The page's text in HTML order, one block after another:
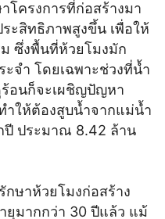
โครงการที่ก่อสร้างมา
ระสิทธิภาพสูงขึ้น เพื่อให้
ซึ่งพื้นที่ห้วยโมงมัก
จำ โดยเฉพาะช่วงที่น้ำ
อนก็จะเผชิญปัญหา
ำให้ต้องสูบน้ำจากแม่น้ำ
ปี ประมาณ 8.42 ล้าน
กษาห้วยโมงก่อสร้าง
ยุมากกว่า 30 ปีแล้ว แม้